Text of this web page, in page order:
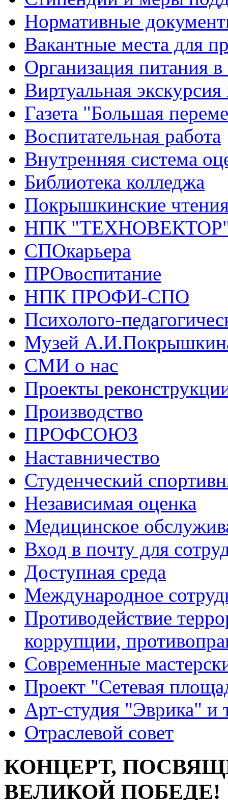
Нормативные
Вакантные места для
Организация питания в
Виртуальная
Газета "Большая
Воспитательная работа
Внутренняя система
Библиотека колледжа
Покрышкинские
НПК
СПОкарьера
ПРОвоспитание
НПК ПРОФИ-СПО
Психолого-
Музей
СМИ о нас
Проекты
Производство
ПРОФСОЮЗ
Наставничество
Студенческий
Независимая оценка
Медицинское
Вход в почту для
Доступная среда
Международное
Противодействие
коррупции,
Современные
Проект "Сетевая
Арт-студия "Эврика" и
Отраслевой совет
КОНЦЕРТ,
ВЕЛИКОЙ ПОБЕДЕ!